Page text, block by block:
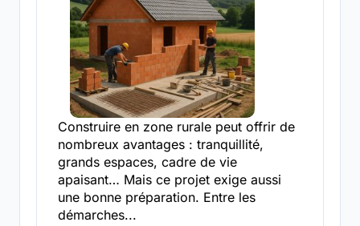
Construire en zone rurale peut offrir de
nombreux avantages : tranquillité,
grands espaces, cadre de vie
apaisant… Mais ce projet exige aussi
une bonne préparation. Entre les
démarches...